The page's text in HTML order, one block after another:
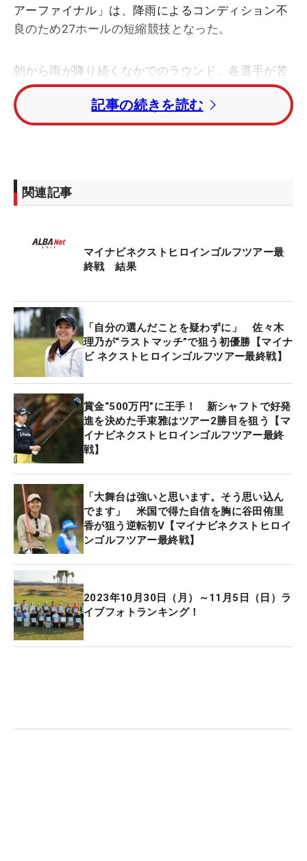
アーファイナル」は、降雨によるコンディション不
良のため27ホールの短縮競技となった。
朝から雨が降り続くなかでのラウンド。各選手が苦
戦を強いられたが、佐々木理乃が3つスコアを伸ば
し、トータル5アンダーで単独首位に浮上。年齢制
限のある同ツアーから今年で卒業の佐々木は、ラス
初日首位に立った手束雅は、1バーディ・3ボギーで
失速。トータル3アンダーで2位タイフィニッシュと
番でバーディが先行するも、5番でボギーを喫し、
スコアを伸ばせなかった。
1位：佐々木理乃（-5）
2位タイ：谷田侑里香、手束雅（-3）
4位タイ：黒田光里、政田夢乃、和久井麻由、坂口
瑞菜子（-2）
8位：新藤励（-1）
9位タイ：林亜莉奈、小林京加、四村彩也香、池羽
陽向（0）
※ネクストヒロインゴルフツアー（共催：株式会社
マイナビ、株式会社ALBA、株式会社ALBA TV）は将
来ツアーで活躍することを目指す、JLPGAプロテス
ト合格前の若手女子ゴルファーが経験を積むための
場として2019年に始まった。今シーズンは全15戦
が予定されている。出場選手は年間ポイントランキ
ングによるシード、前大会成績上位者、主催者推
薦、ファン投票などによって決められる。
記事の続きを読む
関連記事
マイナビネクストヒロインゴルフツアー最
終戦 結果
「自分の選んだことを疑わずに」 佐々木
理乃が“ラストマッチ”で狙う初優勝【マイナ
ビ ネクストヒロインゴルフツアー最終戦】
賞金“500万円”に王手！ 新シャフトで好発
進を決めた手束雅はツアー2勝目を狙う【マ
イナビネクストヒロインゴルフツアー最終
戦】
「大舞台は強いと思います。そう思い込ん
でます」 米国で得た自信を胸に谷田侑里
香が狙う逆転初V【マイナビネクストヒロイ
ンゴルフツアー最終戦】
2023年10月30日（月）～11月5日（日）ラ
イブフォトランキング！